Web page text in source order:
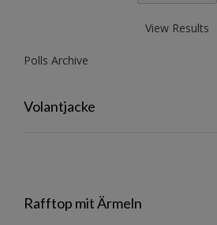
View Results
Polls Archive
Volantjacke
Rafftop mit Ärmeln